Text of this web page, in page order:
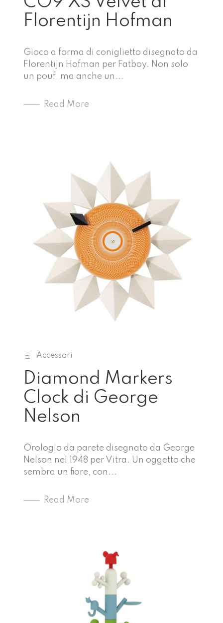
Florentijn Hofman
Gioco a forma di coniglietto disegnato da
Florentijn Hofman per Fatboy. Non solo
un pouf, ma anche un...
Read More
Accessori
Diamond Markers
Clock di George
Nelson
Orologio da parete disegnato da George
Nelson nel 1948 per Vitra. Un oggetto che
sembra un fiore, con...
Read More